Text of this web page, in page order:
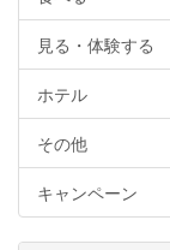
見る・体験する
ホテル
その他
キャンペーン